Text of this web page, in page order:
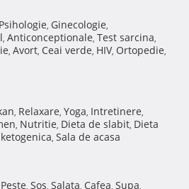
Psihologie, Ginecologie,
, Anticonceptionale, Test sarcina,
, Avort, Ceai verde, HIV, Ortopedie,
, Relaxare, Yoga, Intretinere,
, Nutritie, Dieta de slabit, Dieta
, Sala de acasa
Peste, Sos, Salata, Cafea, Supa,